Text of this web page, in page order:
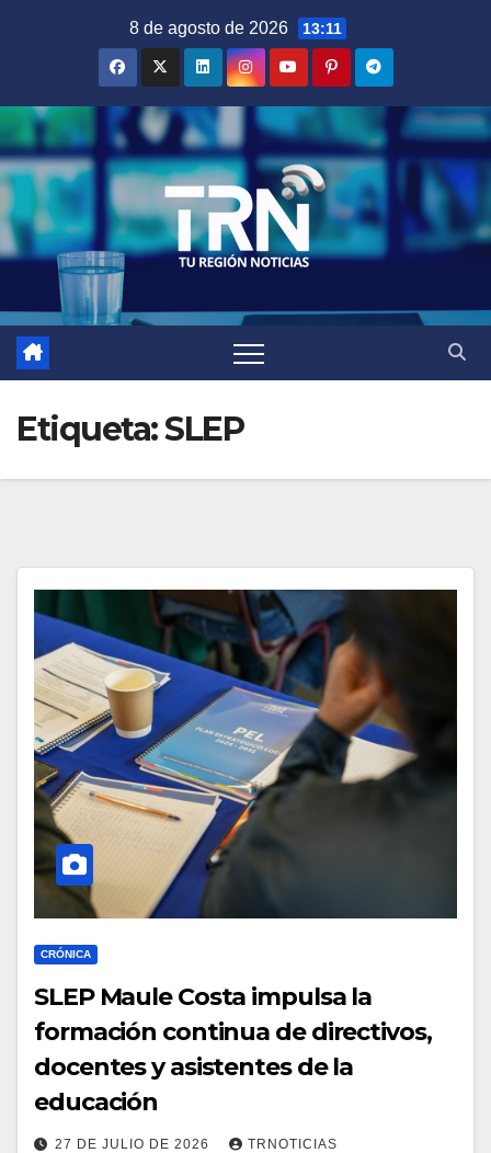
8 de agosto de 2026 13:11
Etiqueta:SLEP
CRÓNICA
SLEP Maule Costa impulsa la
formación continua de directivos,
docentes y asistentes de la
educación
27 DE JULIO DE 2026 TRNOTICIAS